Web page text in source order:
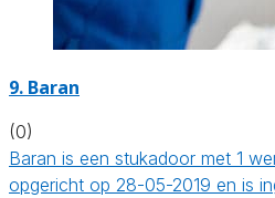
9. Baran
(0)
Baran is een stukadoor met 1
opgericht op 28-05-2019 en is